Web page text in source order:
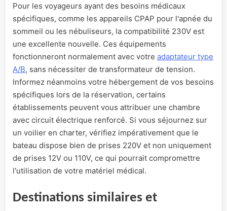
Pour les voyageurs ayant des besoins médicaux
spécifiques, comme les appareils CPAP pour l'apnée du
sommeil ou les nébuliseurs, la compatibilité 230V est
une excellente nouvelle. Ces équipements
fonctionneront normalement avec votre adaptateur type
A/B, sans nécessiter de transformateur de tension.
Informez néanmoins votre hébergement de vos besoins
spécifiques lors de la réservation, certains
établissements peuvent vous attribuer une chambre
avec circuit électrique renforcé. Si vous séjournez sur
un voilier en charter, vérifiez impérativement que le
bateau dispose bien de prises 220V et non uniquement
de prises 12V ou 110V, ce qui pourrait compromettre
l'utilisation de votre matériel médical.
Destinations similaires et